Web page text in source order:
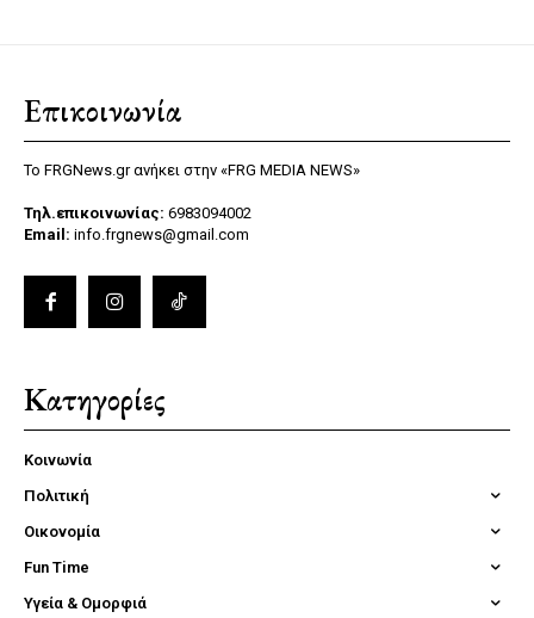
Επικοινωνία
Το FRGNews.gr ανήκει στην «FRG MEDIA NEWS»
Τηλ.επικοινωνίας: 6983094002
Email: info.frgnews@gmail.com
Κατηγορίες
Κοινωνία
Πολιτική
Οικονομία
Fun Time
Υγεία & Ομορφιά